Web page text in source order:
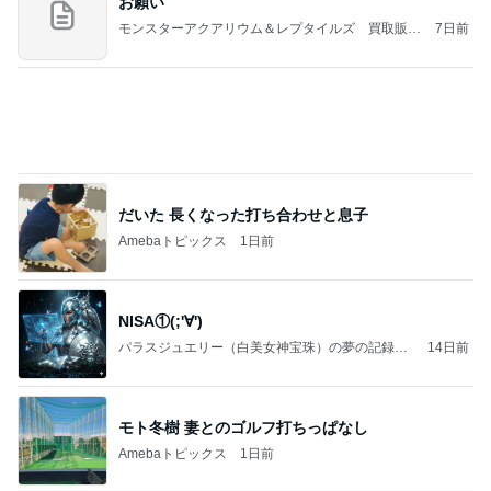
モンスターアクアリウム＆レプタイルズ 買取販売
7日前
だいた 長くなった打ち合わせと息子
Amebaトピックス 1日前
NISA①(;'∀')
パラスジュエリー（白美女神宝珠）の夢の記録
14日前
モト冬樹 妻とのゴルフ打ちっぱなし
Amebaトピックス 1日前